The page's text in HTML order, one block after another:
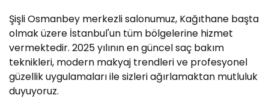
Şişli Osmanbey merkezli salonumuz, Kağıthane başta
olmak üzere İstanbul'un tüm bölgelerine hizmet
vermektedir. 2025 yılının en güncel saç bakım
teknikleri, modern makyaj trendleri ve profesyonel
güzellik uygulamaları ile sizleri ağırlamaktan mutluluk
duyuyoruz.